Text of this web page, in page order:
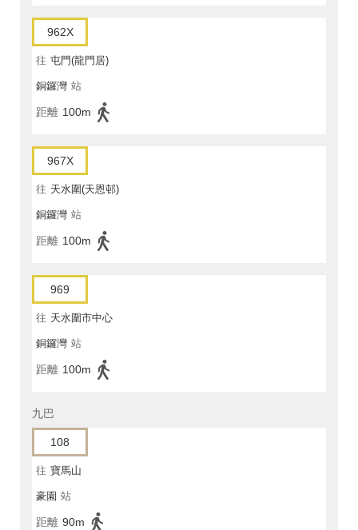
962X
往 屯門(龍門居)
銅鑼灣 站
距離 100m
967X
往 天水圍(天恩邨)
銅鑼灣 站
距離 100m
969
往 天水圍市中心
銅鑼灣 站
距離 100m
九巴
108
往 寶馬山
豪園 站
距離 90m